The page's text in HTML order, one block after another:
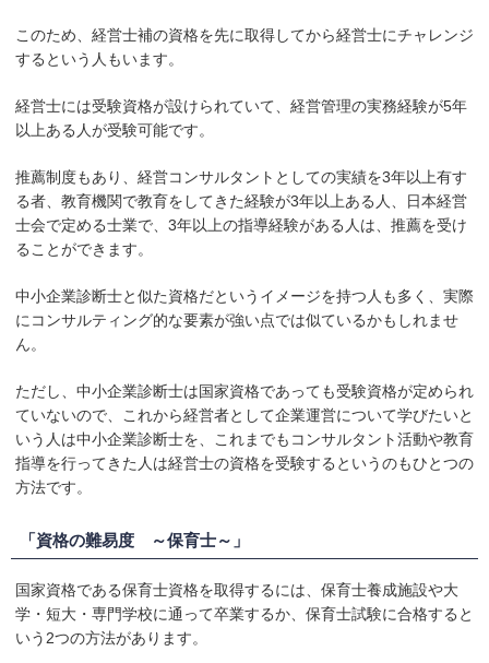
このため、経営士補の資格を先に取得してから経営士にチャレンジ
するという人もいます。
経営士には受験資格が設けられていて、経営管理の実務経験が5年
以上ある人が受験可能です。
推薦制度もあり、経営コンサルタントとしての実績を3年以上有す
る者、教育機関で教育をしてきた経験が3年以上ある人、日本経営
士会で定める士業で、3年以上の指導経験がある人は、推薦を受け
ることができます。
中小企業診断士と似た資格だというイメージを持つ人も多く、実際
にコンサルティング的な要素が強い点では似ているかもしれませ
ん。
ただし、中小企業診断士は国家資格であっても受験資格が定められ
ていないので、これから経営者として企業運営について学びたいと
いう人は中小企業診断士を、これまでもコンサルタント活動や教育
指導を行ってきた人は経営士の資格を受験するというのもひとつの
方法です。
「資格の難易度 ～保育士～」
国家資格である保育士資格を取得するには、保育士養成施設や大
学・短大・専門学校に通って卒業するか、保育士試験に合格すると
いう2つの方法があります。